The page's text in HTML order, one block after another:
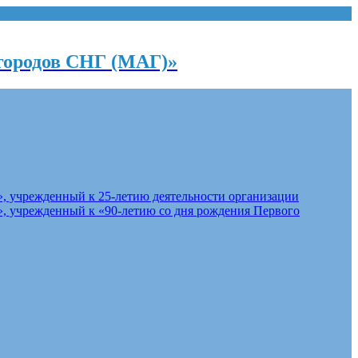
СНГ (МАГ)»
к 25-летию деятельности организации
к «90-летию со дня рождения Первого